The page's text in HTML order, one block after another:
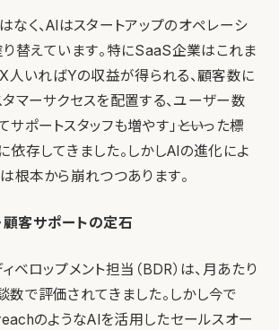
なく、AIはスタートアップのオペレーシ
り替えています。特にSaaS企業はこれま
X人いればYの収益が得られる、顧客数に
マーサクセスを配置する、ユーザー数
ポートスタッフも増やす」――といった標
依存してきました。しかしAIの進化によ
根本から崩れつつあります。
顧客サポートの定石
ベロップメント担当（BDR）は、月あたり
数で評価されてきました。しかし今で
のようなAIを活用したセールスオー